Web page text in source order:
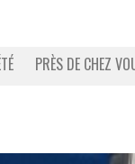
PRÈS DE CHEZ